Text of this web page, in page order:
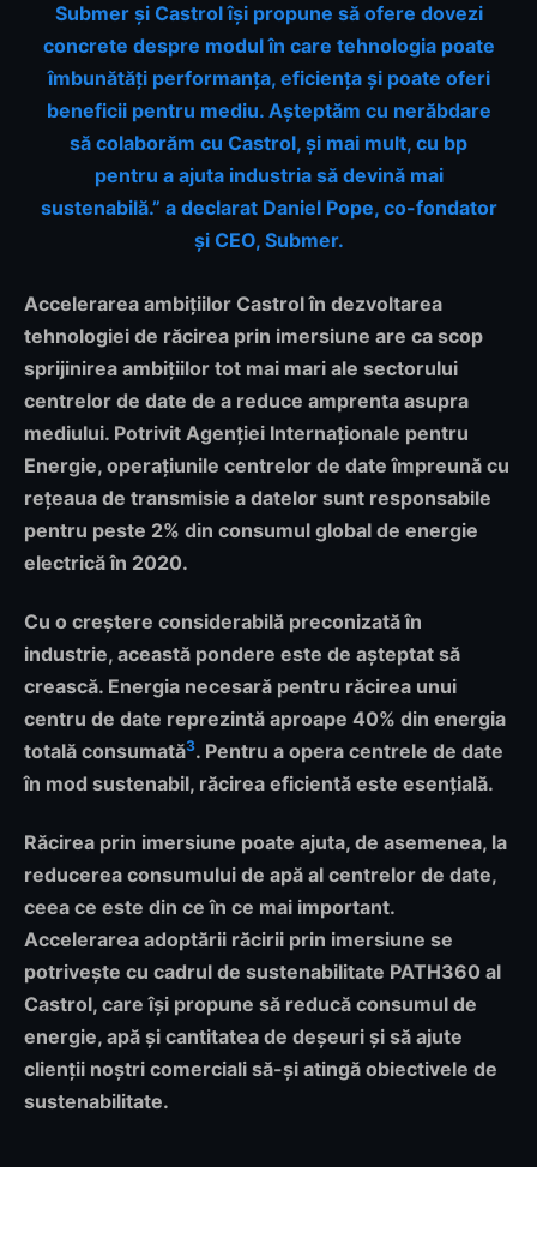
Submer și Castrol își propune să ofere dovezi
concrete despre modul în care tehnologia poate
îmbunătăți performanța, eficiența și poate oferi
beneficii pentru mediu. Așteptăm cu nerăbdare
să colaborăm cu Castrol, și mai mult, cu bp
pentru a ajuta industria să devină mai
sustenabilă.” a declarat Daniel Pope, co-fondator
și CEO, Submer.
Accelerarea ambițiilor Castrol în dezvoltarea
tehnologiei de răcirea prin imersiune are ca scop
sprijinirea ambițiilor tot mai mari ale sectorului
centrelor de date de a reduce amprenta asupra
mediului. Potrivit Agenției Internaționale pentru
Energie, operațiunile centrelor de date împreună cu
rețeaua de transmisie a datelor sunt responsabile
pentru peste 2% din consumul global de energie
electrică în 2020.
Cu o creștere considerabilă preconizată în
industrie, această pondere este de așteptat să
crească. Energia necesară pentru răcirea unui
centru de date reprezintă aproape 40% din energia
totală consumată3. Pentru a opera centrele de date
în mod sustenabil, răcirea eficientă este esențială.
Răcirea prin imersiune poate ajuta, de asemenea, la
reducerea consumului de apă al centrelor de date,
ceea ce este din ce în ce mai important.
Accelerarea adoptării răcirii prin imersiune se
potrivește cu cadrul de sustenabilitate PATH360 al
Castrol, care își propune să reducă consumul de
energie, apă și cantitatea de deșeuri și să ajute
clienții noștri comerciali să-și atingă obiectivele de
sustenabilitate.